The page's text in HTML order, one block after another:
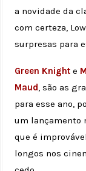
a novidade da
com certeza,
surpresas para
Green Knight e
Maud, são as
para esse ano,
um lançamento
que é
longos nos